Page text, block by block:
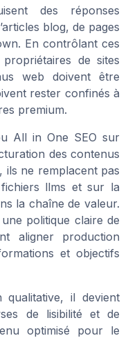
des réponses
blog, de pages
En contrôlant ces
de sites
web doivent être
rester confinés à
premium.
All in One SEO sur
des contenus
ils ne remplacent pas
llms et sur la
la chaîne de valeur.
politique claire de
aligner production
et objectifs
il devient
de lisibilité et de
optimisé pour le